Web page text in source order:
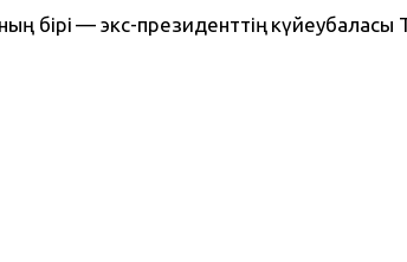
бірі — экс-президенттің күйеубаласы